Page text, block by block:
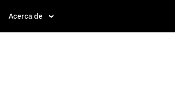
Acerca de